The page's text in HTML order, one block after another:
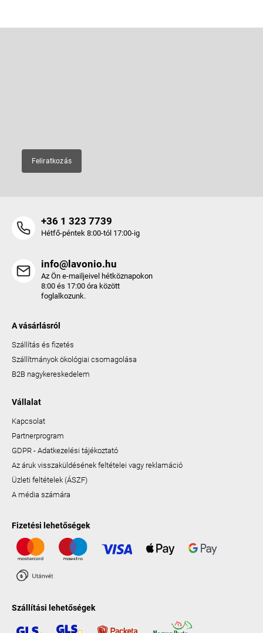
Feliratkozás
+36 1 323 7739
Hétfő-péntek 8:00-tól 17:00-ig
info@lavonio.hu
Az Ön e-mailjeivel hétköznapokon
8:00 és 17:00 óra között
foglalkozunk.
A vásárlásról
Szállítás és fizetés
Szállítmányok ökológiai csomagolása
B2B nagykereskedelem
Vállalat
Kapcsolat
Partnerprogram
GDPR - Adatkezelési tájékoztató
Az áruk visszaküldésének feltételei vagy reklamáció
Üzleti feltételek (ÁSZF)
A média számára
Fizetési lehetőségek
Szállítási lehetőségek